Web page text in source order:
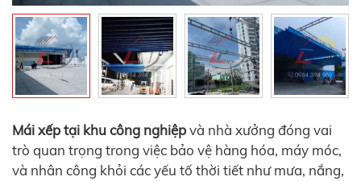
Mái xếp tại khu công nghiệpvà nhà xưởng đóng vai
trò quan trọng trong việc bảo vệ hàng hóa, máy móc,
và nhân công khỏi các yếu tố thời tiết như mưa, nắng,